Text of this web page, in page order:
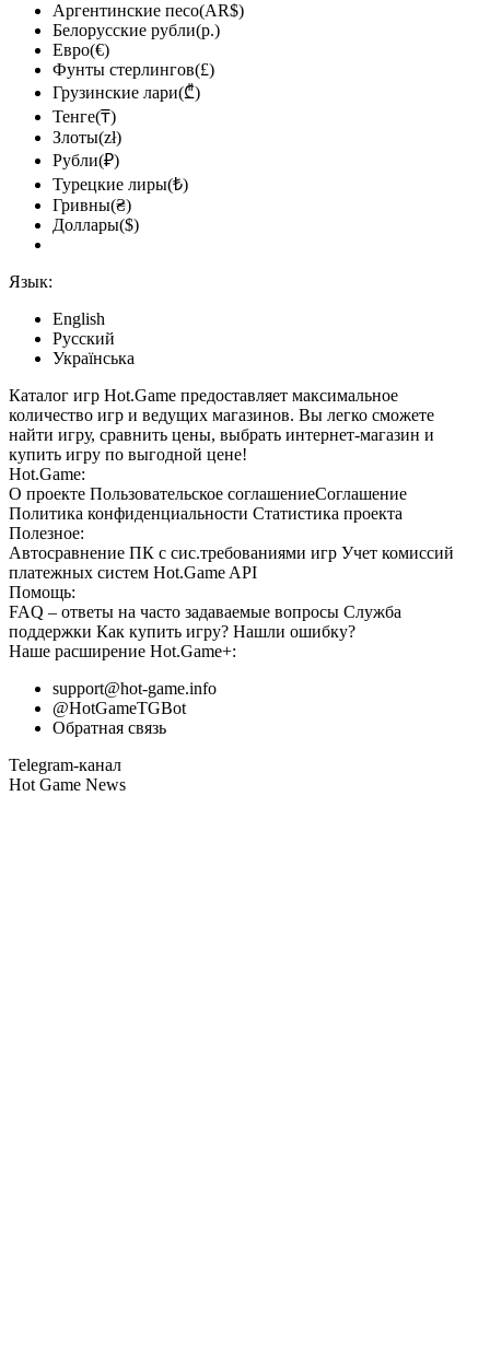
Аргентинские песо(AR$)
Белорусские рубли(р.)
Евро(€)
Фунты стерлингов(£)
Грузинские лари(₾)
Тенге(₸)
Злоты(zł)
Рубли(₽)
Турецкие лиры(₺)
Гривны(₴)
Доллары($)
Язык:
English
Русский
Українська
Каталог игр Hot.Game предоставляет максимальное
количество игр и ведущих магазинов. Вы легко сможете
найти игру, сравнить цены, выбрать интернет-магазин и
купить игру по выгодной цене!
Hot.Game:
О проекте Пользовательское соглашениеСоглашение
Политика конфиденциальности Статистика проекта
Полезное:
Автосравнение ПК с сис.требованиями игр Учет комиссий
платежных систем Hot.Game API
Помощь:
FAQ – ответы на часто задаваемые вопросы Служба
поддержки Как купить игру? Нашли ошибку?
Наше расширение Hot.Game+:
support@hot-game.info
@HotGameTGBot
Обратная связь
Telegram-канал
Hot Game News